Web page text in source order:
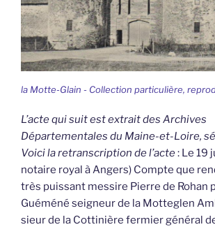
la Motte-Glain - Collection particulière,
L’acte qui suit est extrait des Archives
Départementales du Maine-et-Loire,
Voici la retranscription de l’acte: Le 19
notaire royal à Angers) Compte que
très puissant messire Pierre de Rohan
Guéméné seigneur de la Motteglen
sieur de la Cottinière fermier général